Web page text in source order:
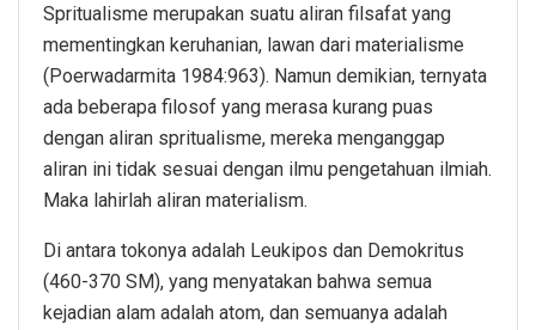
Spritualisme merupakan suatu aliran filsafat yang
mementingkan keruhanian, lawan dari materialisme
(Poerwadarmita 1984:963). Namun demikian, ternyata
ada beberapa filosof yang merasa kurang puas
dengan aliran spritualisme, mereka menganggap
aliran ini tidak sesuai dengan ilmu pengetahuan ilmiah.
Maka lahirlah aliran materialism.
Di antara tokonya adalah Leukipos dan Demokritus
(460-370 SM), yang menyatakan bahwa semua
kejadian alam adalah atom, dan semuanya adalah